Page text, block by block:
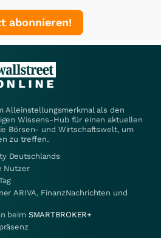
abonnieren!
Alleinstellungsmerkmal als den
Wissens-Hub für einen aktuellen
Börsen- und Wirtschaftswelt, um
zu treffen.
Deutschlands
Nutzer
ARIVA, FinanzNachrichten und
beim SMARTBROKER+